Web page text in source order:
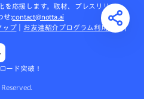
を応援します。取材、プレスリリー
せ:contact@notta.ai
ップ｜ お友達紹介プログラム利用規約｜
ード突破！